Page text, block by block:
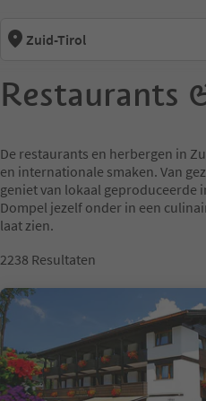
Zuid-Tirol
Restaurants
De restaurants en herbergen in
en internationale smaken. Van
geniet van lokaal geproduceerde
Dompel jezelf onder in een
laat zien.
2238 Resultaten